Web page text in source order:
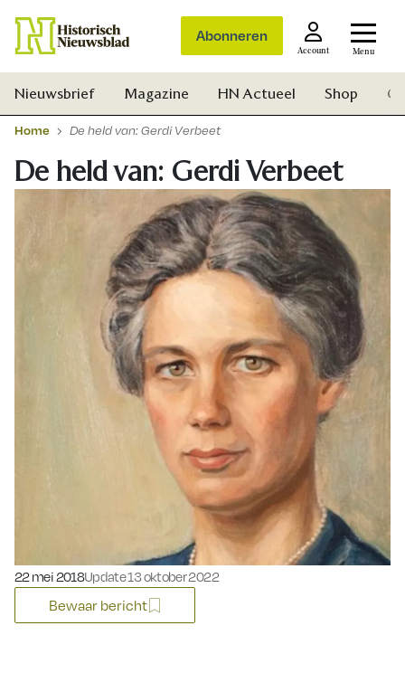
Abonneren
Account Menu
Zoek
Nieuwsbrief Magazine HN Actueel Shop
Home De held van: Gerdi Verbeet
De held van: Gerdi Verbeet
Gepubliceerd op:
22 mei 2018Update 13 oktober 2022
Bewaar bericht